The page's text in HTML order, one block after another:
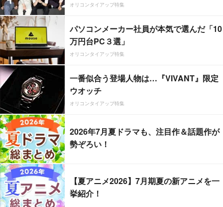
オリコンタイアップ特集
パソコンメーカー社員が本気で選んだ「10
万円台PC３選」
オリコンタイアップ特集
一番似合う登場人物は…『VIVANT』限定
ウオッチ
オリコンタイアップ特集
2026年7月夏ドラマも、注目作＆話題作が
勢ぞろい！
【夏アニメ2026】7月期夏の新アニメを一
挙紹介！